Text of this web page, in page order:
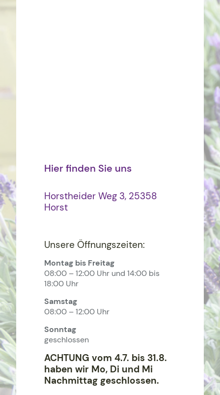
Hier finden Sie uns
Horstheider Weg 3, 25358
Horst
Unsere Öffnungszeiten:
Montag bis Freitag
08:00 – 12:00 Uhr und 14:00 bis
18:00 Uhr
Samstag
08:00 – 12:00 Uhr
Sonntag
geschlossen
ACHTUNG vom 4.7. bis 31.8.
haben wir Mo, Di und Mi
Nachmittag geschlossen.